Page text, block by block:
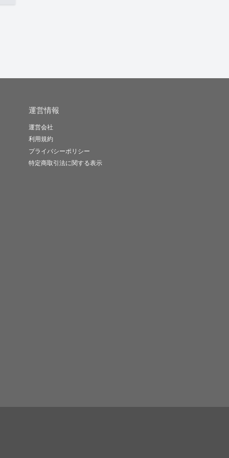
運営情報
運営会社
利用規約
プライバシーポリシー
特定商取引法に関する表示